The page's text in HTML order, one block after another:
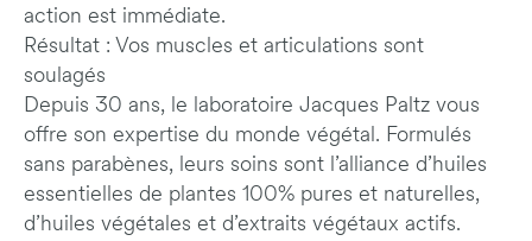
action est immédiate.
Résultat : Vos muscles et articulations sont
soulagés
Depuis 30 ans, le laboratoire Jacques Paltz vous
offre son expertise du monde végétal. Formulés
sans parabènes, leurs soins sont l’alliance d’huiles
essentielles de plantes 100% pures et naturelles,
d’huiles végétales et d’extraits végétaux actifs.